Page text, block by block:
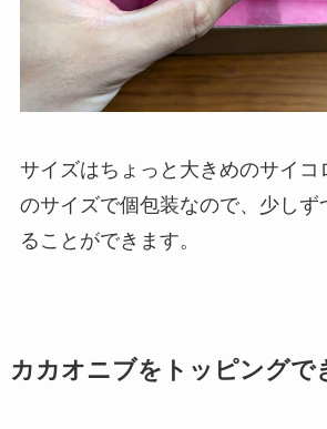
サイズはちょっと大きめのサイコ
のサイズで個包装なので、少しず
ることができます。
カカオニブをトッピングで